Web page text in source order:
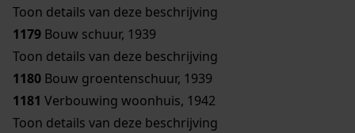
Toon details van deze beschrijving
1179 Bouw schuur, 1939
Toon details van deze beschrijving
1180 Bouw groentenschuur, 1939
1181 Verbouwing woonhuis, 1942
Toon details van deze beschrijving